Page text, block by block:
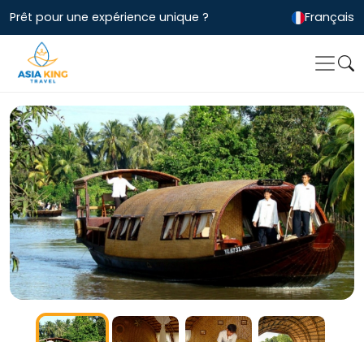
Prêt pour une expérience unique ? Français